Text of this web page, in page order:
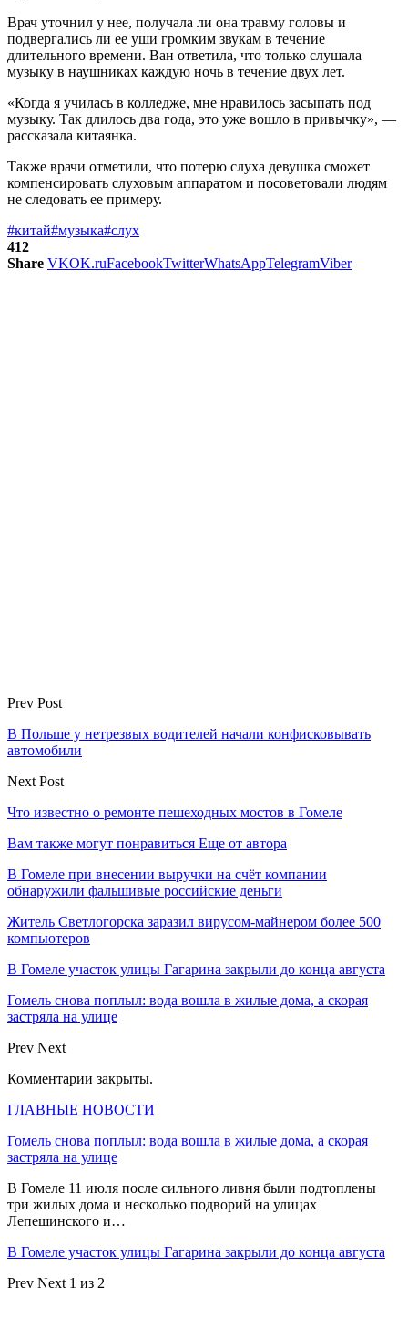
Врач уточнил у нее, получала ли она травму головы и
подвергались ли ее уши громким звукам в течение
длительного времени. Ван ответила, что только слушала
музыку в наушниках каждую ночь в течение двух лет.
«Когда я училась в колледже, мне нравилось засыпать под
музыку. Так длилось два года, это уже вошло в привычку», —
рассказала китаянка.
Также врачи отметили, что потерю слуха девушка сможет
компенсировать слуховым аппаратом и посоветовали людям
не следовать ее примеру.
#китай#музыка#слух
412
Share VKOK.ruFacebookTwitterWhatsAppTelegramViber
Prev Post
В Польше у нетрезвых водителей начали конфисковывать
автомобили
Next Post
Что известно о ремонте пешеходных мостов в Гомеле
Вам также могут понравиться Еще от автора
В Гомеле при внесении выручки на счёт компании
обнаружили фальшивые российские деньги
Житель Светлогорска заразил вирусом-майнером более 500
компьютеров
В Гомеле участок улицы Гагарина закрыли до конца августа
Гомель снова поплыл: вода вошла в жилые дома, а скорая
застряла на улице
Prev Next
Комментарии закрыты.
ГЛАВНЫЕ НОВОСТИ
Гомель снова поплыл: вода вошла в жилые дома, а скорая
застряла на улице
В Гомеле 11 июля после сильного ливня были подтоплены
три жилых дома и несколько подворий на улицах
Лепешинского и…
В Гомеле участок улицы Гагарина закрыли до конца августа
Prev Next 1 из 2